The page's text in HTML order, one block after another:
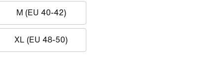
M (EU 40-42)
XL (EU 48-50)